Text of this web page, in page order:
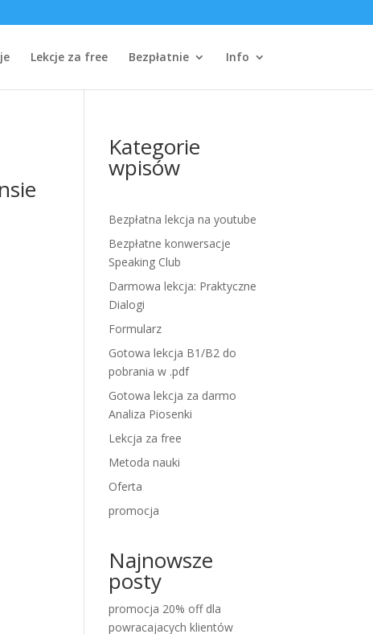
Lekcje za free Bezpłatnie Info
Kategorie
wpisów
Bezpłatna lekcja na youtube
Bezpłatne konwersacje
Speaking Club
Darmowa lekcja: Praktyczne
Dialogi
Formularz
Gotowa lekcja B1/B2 do
pobrania w .pdf
Gotowa lekcja za darmo
Analiza Piosenki
Lekcja za free
Metoda nauki
Oferta
promocja
Najnowsze
posty
promocja 20% off dla
powracajacych klientów